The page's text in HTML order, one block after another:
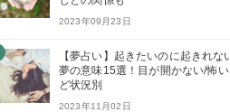
2023年09月23日
【夢占い】起きたいのに起きれな
夢の意味15選！目が開かない/怖い
ど状況別
2023年11月02日